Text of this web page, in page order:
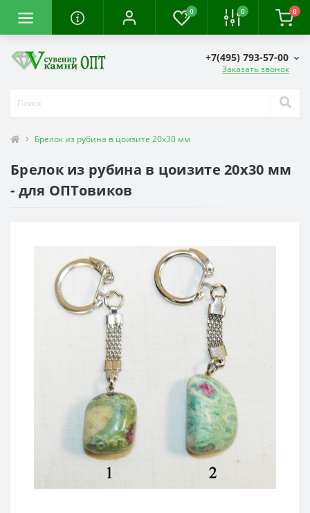
0 0 0
+7(495) 793-57-00
Заказать звонок
Брелок из рубина в цоизите 20х30 мм
Брелок из рубина в цоизите 20х30 мм
- для ОПТовиков